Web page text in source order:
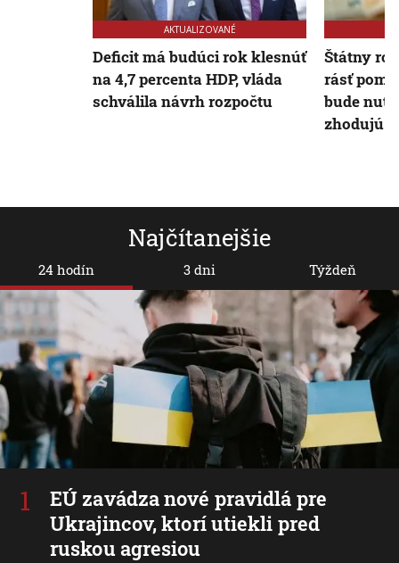
Najčítanejšie
24 hodín
EÚ zavádza nové pravidlá pre
Ukrajincov, ktorí utiekli pred
ruskou agresiou
3 dni Týždeň
AKTUALIZOVANÉ
Deficit má budúci rok klesnúť
na 4,7 percenta HDP, vláda
schválila návrh rozpočtu
Štátny
rásť
bude
zhodujú